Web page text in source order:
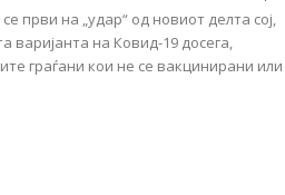
први на „удар“ од новиот делта сој,
варијанта на Ковид-19 досега,
граѓани кои не се вакцинирани или